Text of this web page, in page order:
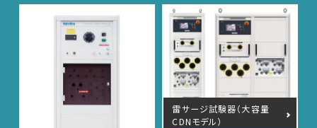
雷サージ試験器（大容量
CDNモデル）